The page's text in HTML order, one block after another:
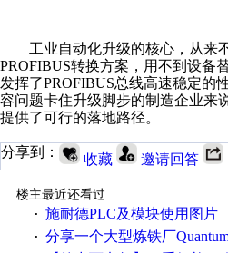
工业自动化升级的核心，从来
PROFIBUS转换方案，用不到设备
发挥了PROFIBUS总线高速稳定的
容问题卡住升级脚步的制造企业来
提供了可行的落地路径。
分享到： 收藏 邀请回答
楼主最近还看过
· 施耐德PLC及模块使用图片
· 分享一个大型炼铁厂QuantumPLC双机冗余系统的程序，很有